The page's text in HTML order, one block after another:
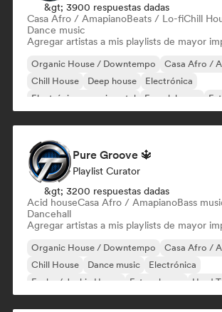
&gt; 3900 respuestas dadas
Casa Afro / AmapianoBeats / Lo-fiChill
Dance music
Agregar artistas a mis playlists de mayor
Organic House / Downtempo
Casa Afro /
Chill House
Deep house
Electrónica
Electrónica experimental
French house
Pure Groove 🔱
Playlist Curator
&gt; 3200 respuestas dadas
Acid houseCasa Afro / AmapianoBass
Dancehall
Agregar artistas a mis playlists de mayor
Organic House / Downtempo
Casa Afro /
Chill House
Dance music
Electrónica
Funky / Jackin House
Future house Hard